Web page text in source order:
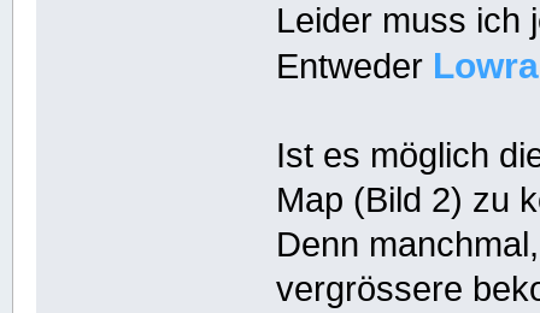
Leider muss ich
Entweder
Ist es möglich
Map (Bild 2) zu
Denn
vergrössere